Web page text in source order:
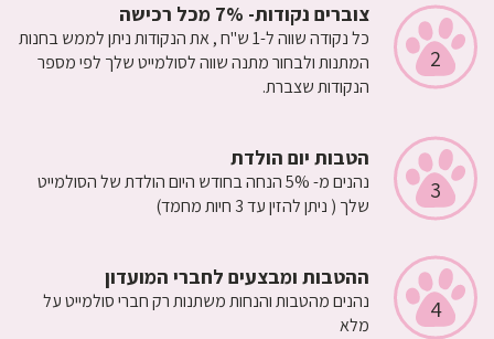
2
צוברים נקודות- 7% מכל רכישה
כל נקודה שווה ל-1 ש"ח , את הנקודות ניתן לממש בחנות
המתנות ולבחור מתנה שווה לסולמייט שלך לפי מספר
הנקודות שצברת.
3
הטבות יום הולדת
נהנים מ- 5% הנחה בחודש היום הולדת של הסולמייט
שלך ( ניתן להזין עד 3 חיות מחמד)
4
ההטבות ומבצעים לחברי המועדון
נהנים מהטבות והנחות משתנות רק חברי סולמייט על
מלא